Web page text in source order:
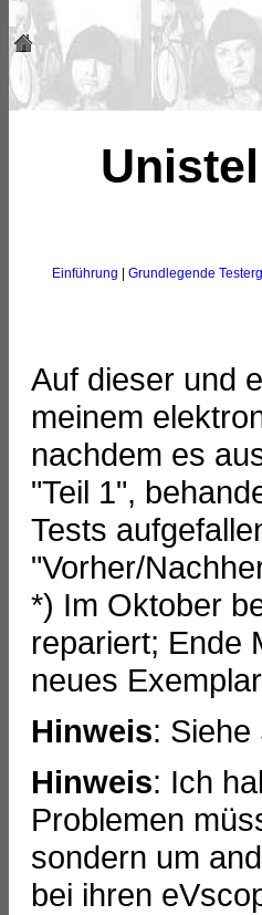
Einführung Grundlegende
Auf dieser und
meinem
nachdem es
"Teil 1",
Tests
"Vorher/
*) Im Oktober
repariert; Ende
neues
Hinweis: Siehe
Hinweis: Ich
Problemen
sondern um
bei ihren